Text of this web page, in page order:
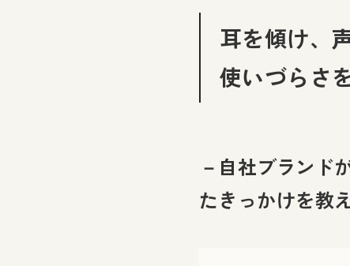
耳を傾け、
使いづらさ
－自社ブランド
たきっかけを教